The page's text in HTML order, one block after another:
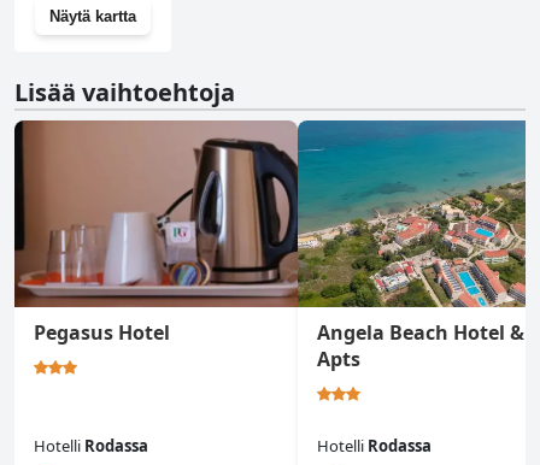
Näytä kartta
Lisää vaihtoehtoja
Pegasus Hotel
Hotelli Rodassa
Angela Beach Hotel &
Apts
Hotelli Rodassa